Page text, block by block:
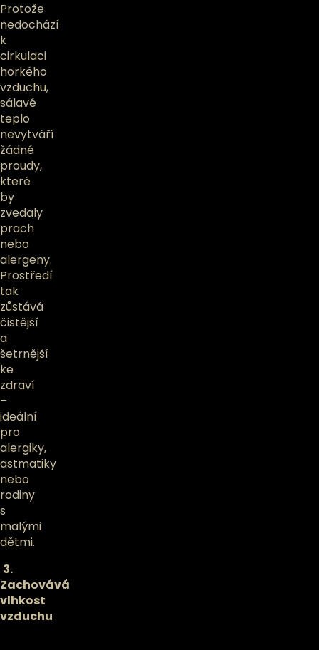
Protože
nedochází
k
cirkulaci
horkého
vzduchu,
sálavé
teplo
nevytváří
žádné
proudy,
které
by
zvedaly
prach
nebo
alergeny.
Prostředí
tak
zůstává
čistější
a
šetrnější
ke
zdraví
–
ideální
pro
alergiky,
astmatiky
nebo
rodiny
s
malými
dětmi.
3.
Zachovává
vlhkost
vzduchu